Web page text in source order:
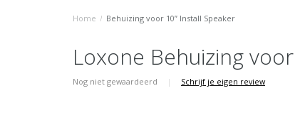
Home / Behuizing voor 10” Install Speaker
Loxone Behuizing
Nog niet gewaardeerd | Schrijf je eigen review